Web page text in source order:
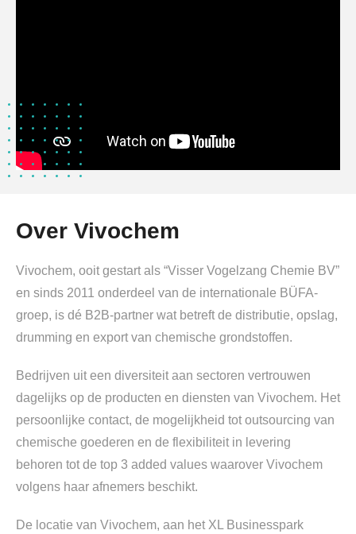
Over Vivochem
Vivochem, ooit gestart als “Visser Vogelzang Chemie BV”
en sinds 2011 onderdeel van de internationale BÜFA-
groep, is dé B2B-partner wat betreft de distributie, opslag,
drumming en export van chemische grondstoffen.
Bedrijven uit een diversiteit aan sectoren vertrouwen
dagelijks op de producten en diensten van Vivochem. Het
persoonlijke contact, de mogelijkheid tot outsourcing van
chemische goederen en de flexibiliteit in levering
behoren tot de top 3 added values waarover Vivochem
volgens haar afnemers beschikt.
De locatie van Vivochem, aan het XL Businesspark